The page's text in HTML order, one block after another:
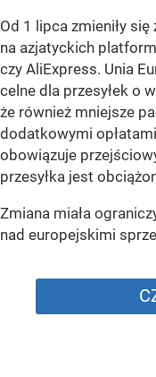
Od 1 lipca zmieniły
na azjatyckich
czy AliExpress. Unia
celne dla przesyłek o
że również mniejsze
dodatkowymi
obowiązuje
przesyłka jest
Zmiana miała
nad europejskimi